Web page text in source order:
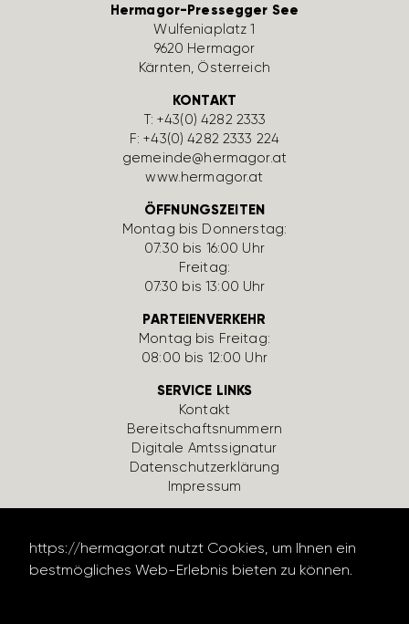
https://hermagor.at nutzt Cookies, um Ihnen ein
bestmögliches Web-Erlebnis bieten zu können.
Hermagor-Pressegger See
Wulfe­nia­platz 1
9620 Hermagor
Kärnten, Öster­reich
KONTAKT
T:+43(0) 4282 2333
F: +43(0) 4282 2333 224
gemeinde@hermagor.at
www.hermagor.at
ÖFFNUNGSZEITEN
Montag bis Donnerstag:
07:30 bis 16:00 Uhr
Freitag:
07:30 bis 13:00 Uhr
PARTEIENVERKEHR
Montag bis Freitag:
08:00 bis 12:00 Uhr
SERVICE LINKS
Kontakt
Bereit­schafts­num­mern
Digi­tale Amts­si­gnatur
Daten­schutz­er­klä­rung
Impressum